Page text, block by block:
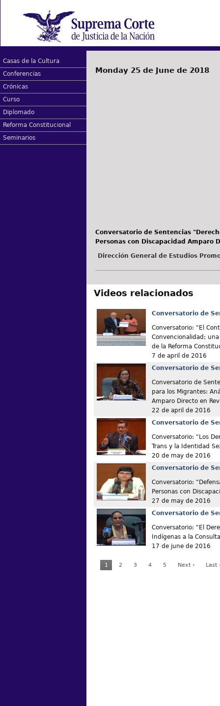
Casas de la Cultura
Conferencias
Crónicas
Curso
Diplomado
Reforma Constitucional
Seminarios
Monday 25 de June de 2018
Conversatorio de Sentencias
Personas con Discapacidad Amparo
Dirección General de Estudios
Videos relacionados
Conversatorio de
Conversatorio: "El
Convencionalidad;
de la Reforma
7 de april de 2016
Conversatorio de
Conversatorio de
para los Migrantes:
Amparo Directo en
22 de april de 2016
Conversatorio de
Conversatorio: "Los
Trans y la Identidad
20 de may de 2016
Conversatorio de
Conversatorio:
Personas con
27 de may de 2016
Conversatorio de
Conversatorio: "El
Indígenas a la
17 de june de 2016
1 2 3 4 5 Next › Last